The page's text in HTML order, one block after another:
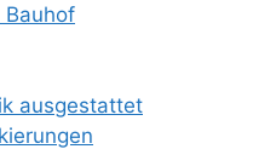
ausgestattet